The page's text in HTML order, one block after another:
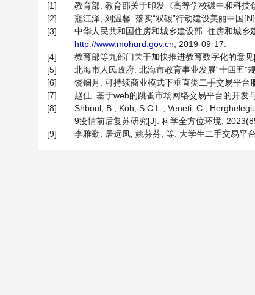
[1]
教育部. 教育部关于印发《高等学校碳中和科
[2]
寇江泽, 刘温馨. 落实“双碳”行动建设美丽中国
[3]
中华人民共和国住房和城乡建设部. 住房和城乡
http://www.mohurd.gov.cn , 2019-09-17.
[4]
教育部等九部门关于加快推进教育数字化的意
[5]
北海市人民政府. 北海市教育事业发展“十四五”
[6]
饶锎月. 可持续商业模式下垂直类二手交易平台
[7]
赵佳. 基于web的跳蚤市场网络交易平台的开发
[8]
Shboul, B., Koh, S.C.L., Veneti, C.,
9疫情前后复苏研究[J]. 科学全方位环境,
[9]
李雅勤, 居远凤, 姚芬芬, 等. 大学生二手交易平